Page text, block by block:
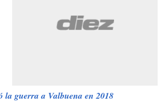
la guerra a Valbuena en 2018